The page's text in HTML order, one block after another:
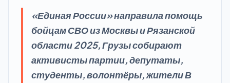
«Единая России» направила помощь
бойцам СВО из Москвы и Рязанской
области 2025, Грузы собирают
активисты партии, депутаты,
студенты, волонтёры, жители В